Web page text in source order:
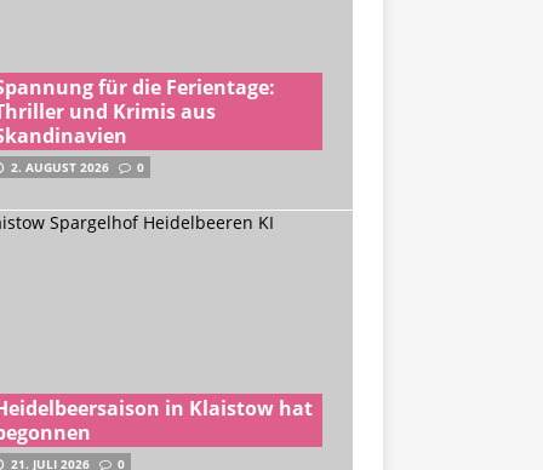
für die Ferientage:
und Krimis aus
2. AUGUST 2026 0
in Klaistow hat
21. JULI 2026 0